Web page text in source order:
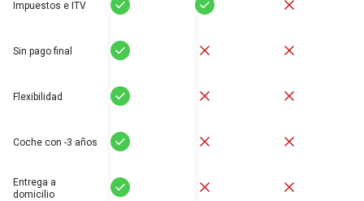
Impuestos e ITV
Sin pago final Sí
Flexibilidad Sí
Coche con -3 años Sí
Entrega a
domicilio
Sí